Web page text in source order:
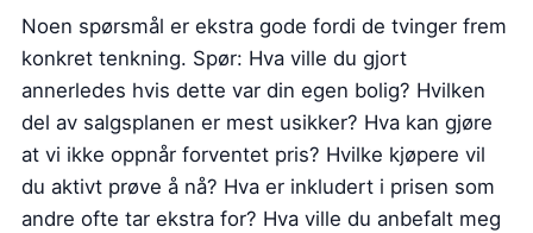
Noen spørsmål er ekstra gode fordi de tvinger frem
konkret tenkning. Spør: Hva ville du gjort
annerledes hvis dette var din egen bolig? Hvilken
del av salgsplanen er mest usikker? Hva kan gjøre
at vi ikke oppnår forventet pris? Hvilke kjøpere vil
du aktivt prøve å nå? Hva er inkludert i prisen som
andre ofte tar ekstra for? Hva ville du anbefalt meg